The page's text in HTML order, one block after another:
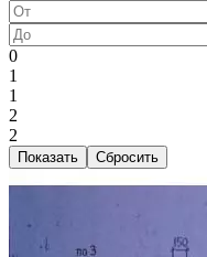
0
1
1
2
2